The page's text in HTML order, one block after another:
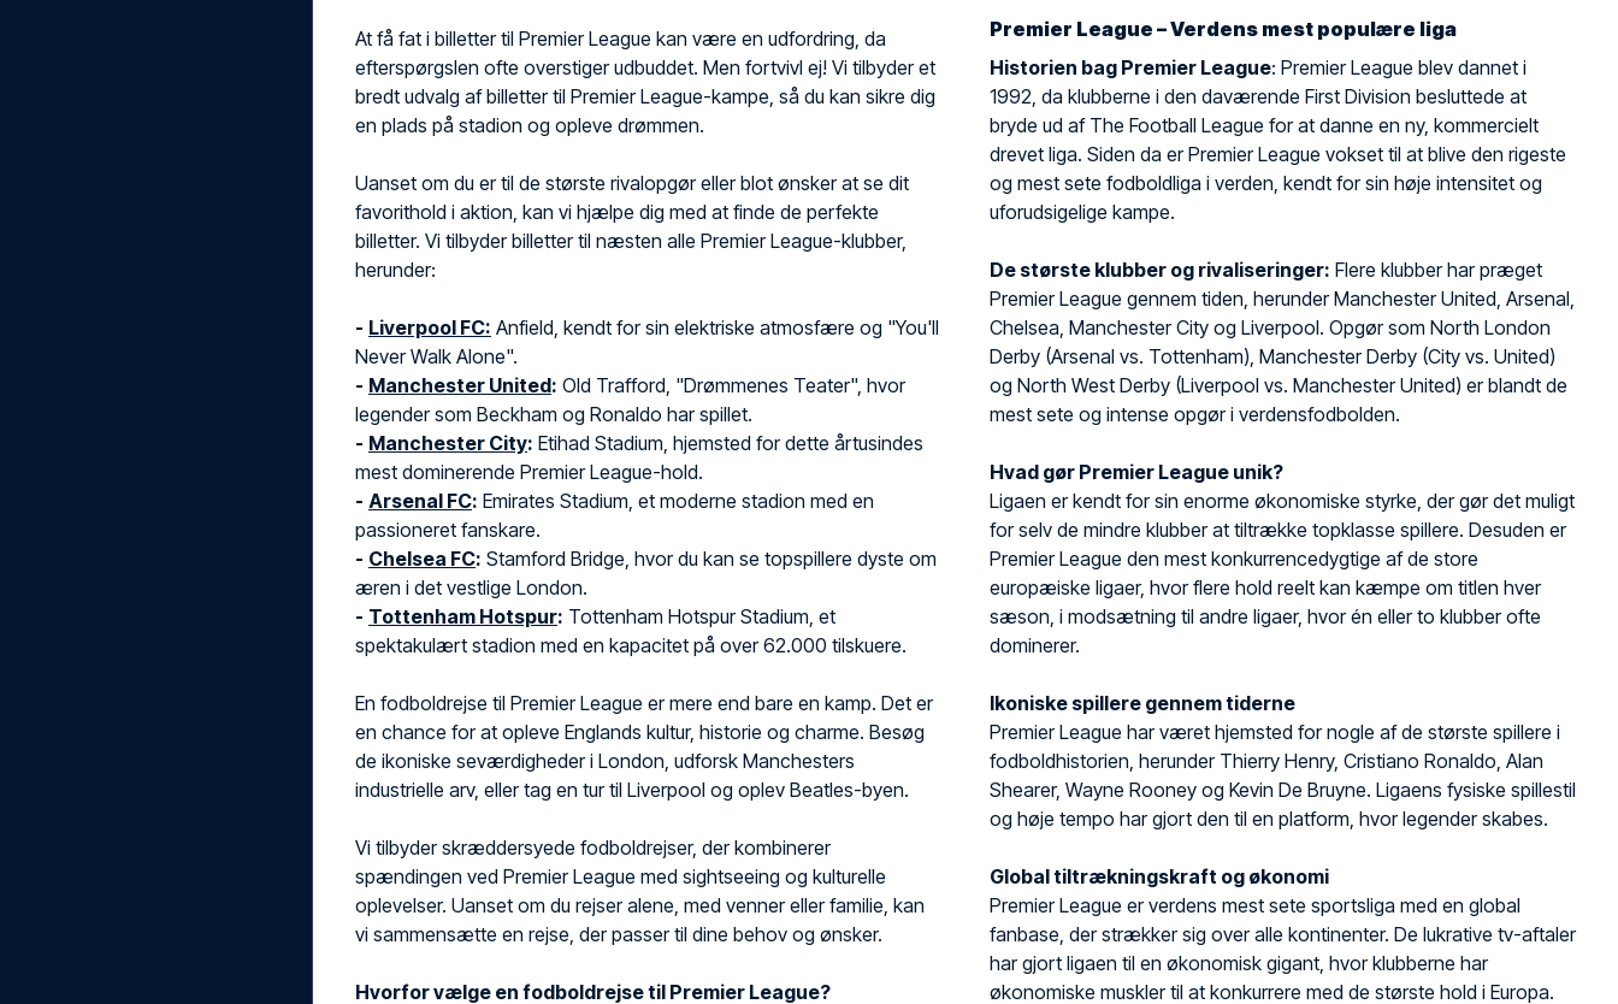
At få fat i billetter til Premier League kan være en udfordring, da
efterspørgslen ofte overstiger udbuddet. Men fortvivl ej! Vi tilbyder et
bredt udvalg af billetter til Premier League-kampe, så du kan sikre dig
en plads på stadion og opleve drømmen.
Uanset om du er til de største rivalopgør eller blot ønsker at se dit
favorithold i aktion, kan vi hjælpe dig med at finde de perfekte
billetter. Vi tilbyder billetter til næsten alle Premier League-klubber,
herunder:
- Liverpool FC: Anfield, kendt for sin elektriske atmosfære og "You'll
Never Walk Alone".
- Manchester United: Old Trafford, "Drømmenes Teater", hvor
legender som Beckham og Ronaldo har spillet.
- Manchester City: Etihad Stadium, hjemsted for dette årtusindes
mest dominerende Premier League-hold.
- Arsenal FC: Emirates Stadium, et moderne stadion med en
passioneret fanskare.
- Chelsea FC: Stamford Bridge, hvor du kan se topspillere dyste om
æren i det vestlige London.
- Tottenham Hotspur: Tottenham Hotspur Stadium, et
spektakulært stadion med en kapacitet på over 62.000 tilskuere.
En fodboldrejse til Premier League er mere end bare en kamp. Det er
en chance for at opleve Englands kultur, historie og charme. Besøg
de ikoniske seværdigheder i London, udforsk Manchesters
industrielle arv, eller tag en tur til Liverpool og oplev Beatles-byen.
Vi tilbyder skræddersyede fodboldrejser, der kombinerer
spændingen ved Premier League med sightseeing og kulturelle
oplevelser. Uanset om du rejser alene, med venner eller familie, kan
vi sammensætte en rejse, der passer til dine behov og ønsker.
Hvorfor vælge en fodboldrejse til Premier League?
Premier League – Verdens mest populære liga
Historien bag Premier League: Premier League blev dannet i
1992, da klubberne i den daværende First Division besluttede at
bryde ud af The Football League for at danne en ny, kommercielt
drevet liga. Siden da er Premier League vokset til at blive den rigeste
og mest sete fodboldliga i verden, kendt for sin høje intensitet og
uforudsigelige kampe.
De største klubber og rivaliseringer: Flere klubber har præget
Premier League gennem tiden, herunder Manchester United, Arsenal,
Chelsea, Manchester City og Liverpool. Opgør som North London
Derby (Arsenal vs. Tottenham), Manchester Derby (City vs. United)
og North West Derby (Liverpool vs. Manchester United) er blandt de
mest sete og intense opgør i verdensfodbolden.
Hvad gør Premier League unik?
Ligaen er kendt for sin enorme økonomiske styrke, der gør det muligt
for selv de mindre klubber at tiltrække topklasse spillere. Desuden er
Premier League den mest konkurrencedygtige af de store
europæiske ligaer, hvor flere hold reelt kan kæmpe om titlen hver
sæson, i modsætning til andre ligaer, hvor én eller to klubber ofte
dominerer.
Ikoniske spillere gennem tiderne
Premier League har været hjemsted for nogle af de største spillere i
fodboldhistorien, herunder Thierry Henry, Cristiano Ronaldo, Alan
Shearer, Wayne Rooney og Kevin De Bruyne. Ligaens fysiske spillestil
og høje tempo har gjort den til en platform, hvor legender skabes.
Global tiltrækningskraft og økonomi
Premier League er verdens mest sete sportsliga med en global
fanbase, der strækker sig over alle kontinenter. De lukrative tv-aftaler
har gjort ligaen til en økonomisk gigant, hvor klubberne har
økonomiske muskler til at konkurrere med de største hold i Europa.